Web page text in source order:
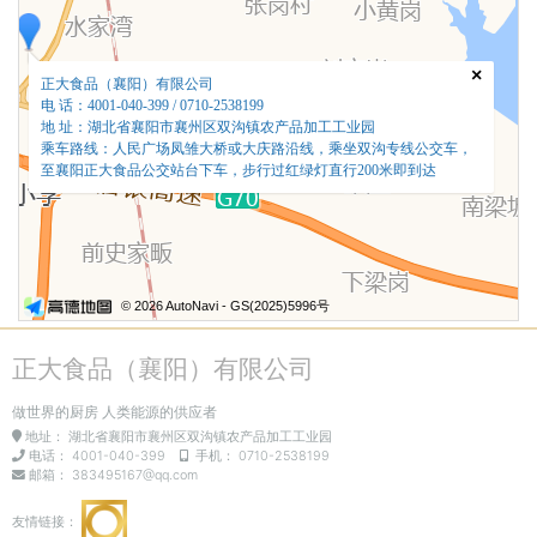
正大食品（襄阳）有限公司
电 话：4001-040-399 / 0710-2538199
地 址：湖北省襄阳市襄州区双沟镇农产品加工工业园
乘车路线：人民广场凤雏大桥或大庆路沿线，乘坐双沟专线公交车，
至襄阳正大食品公交站台下车，步行过红绿灯直行200米即到达
×
© 2026 AutoNavi - GS(2025)5996号
正大食品（襄阳）有限公司
做世界的厨房 人类能源的供应者
地址：
湖北省襄阳市襄州区双沟镇农产品加工工业园
电话：
4001-040-399 手机：
0710-2538199
邮箱：
383495167@qq.com
友情链接：